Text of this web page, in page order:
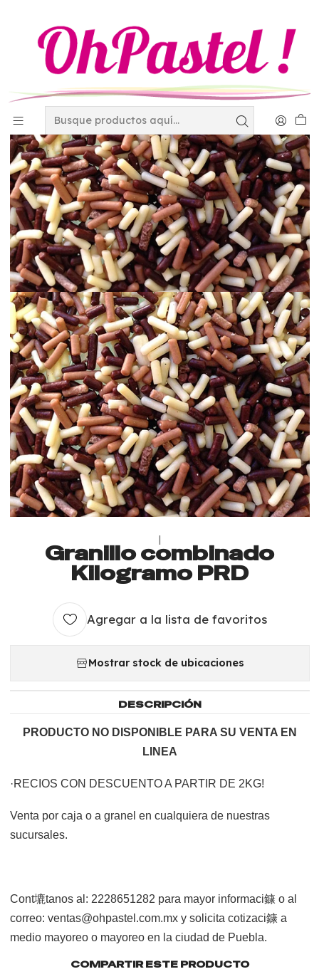
Granillo combinado Kilogramo PRD
|
Granillo combinado
Kilogramo PRD
Agregar a la lista de favoritos
Mostrar stock de ubicaciones
DESCRIPCIÓN
PRODUCTO NO DISPONIBLE PARA SU VENTA EN
LINEA
·RECIOS CON DESCUENTO A PARTIR DE 2KG!
Venta por caja o a granel en cualquiera de nuestras
sucursales.
Cont塶tanos al: 2228651282 para mayor informaci鏮 o al
correo: ventas@ohpastel.com.mx y solicita cotizaci鏮 a
medio mayoreo o mayoreo en la ciudad de Puebla.
COMPARTIR ESTE PRODUCTO